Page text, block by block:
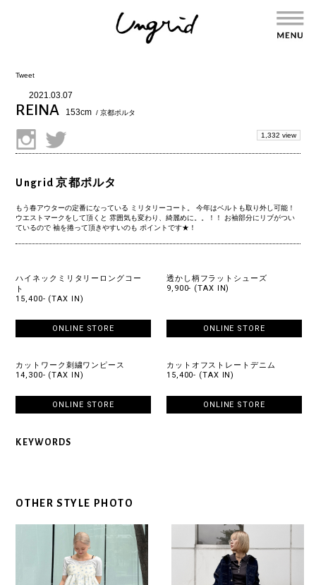
Tweet
2021.03.07
REINA 153cm / 京都ポルタ
1,332 view
Ungrid 京都ポルタ
もう春アウターの定番になっている ミリタリーコート。 今年はベルトも取り外し可能！
ウエストマークをして頂くと 雰囲気も変わり、綺麗めに。。！！ お袖部分にリブがつい
ているので 袖を捲って頂きやすいのも ポイントです★！
ハイネックミリタリーロングコー
ト
15,400- (TAX IN)
ONLINE STORE
透かし柄フラットシューズ
9,900- (TAX IN)
ONLINE STORE
カットワーク刺繍ワンピース
14,300- (TAX IN)
ONLINE STORE
カットオフストレートデニム
15,400- (TAX IN)
ONLINE STORE
KEYWORDS
OTHER STYLE PHOTO